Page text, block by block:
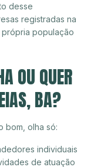
desse
registradas na
população
OU QUER
BA?
bom, olha só:
individuais
de atuação